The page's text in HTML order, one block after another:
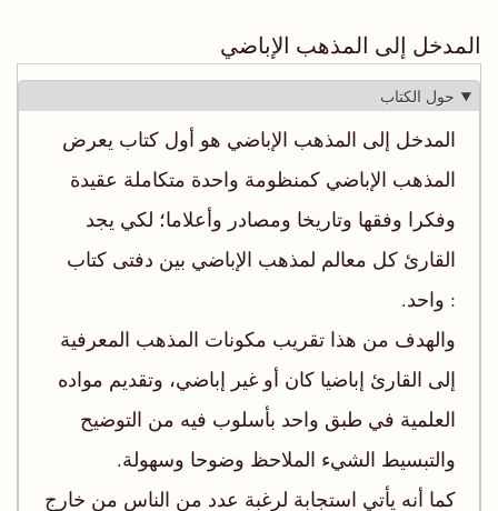
المدخل إلى المذهب الإباضي
حول الكتاب
المدخل إلى المذهب الإباضي هو أول كتاب يعرض‬
‫المذهب الإباضي كمنظومة واحدة متكاملة عقيدة
وفكرا وفقها وتاريخا‬ ‫ومصادر وأعلاما؛ لكي يجد
القارئ كل معالم لمذهب الإباضي بين دفتى‬ ‫كتاب
واحد‪.‬‬ ‫‪:‬‬
‫والهدف من هذا تقريب مكونات المذهب المعرفية
إلى القارئ إباضيا كان أو غير إباضي، وتقديم مواده
العلمية في طبق واحد بأسلوب فيه‬ ‫‪من التوضيح
والتبسيط الشيء الملاحظ وضوحا وسهولة‪.‬‬‬‬
‫‫كما أنه يأتي استجابة لرغبة عدد من الناس من خارج